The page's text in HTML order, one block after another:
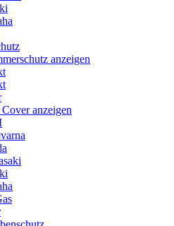
anzeigen
anzeigen